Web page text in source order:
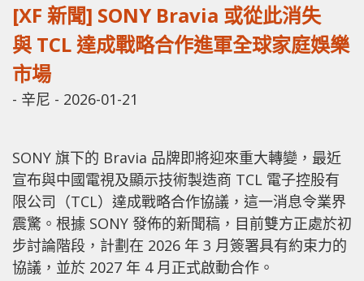
[XF 新聞] SONY Bravia 或從此消失
與 TCL 達成戰略合作進軍全球家庭娛樂
市場
- 辛尼 - 2026-01-21
SONY 旗下的 Bravia 品牌即將迎來重大轉變，最近
宣布與中國電視及顯示技術製造商 TCL 電子控股有
限公司（TCL）達成戰略合作協議，這一消息令業界
震驚。根據 SONY 發佈的新聞稿，目前雙方正處於初
步討論階段，計劃在 2026 年 3 月簽署具有約束力的
協議，並於 2027 年 4 月正式啟動合作。